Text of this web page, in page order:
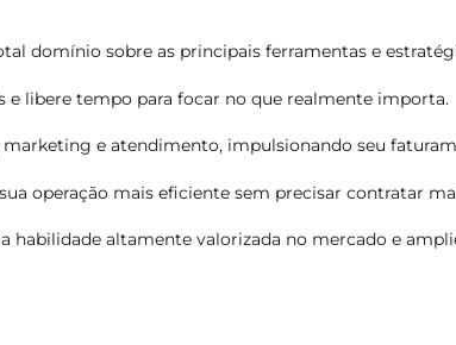
domínio sobre as principais ferramentas e
libere tempo para focar no que realmente importa.
e atendimento, impulsionando seu
operação mais eficiente sem precisar contratar
habilidade altamente valorizada no mercado e